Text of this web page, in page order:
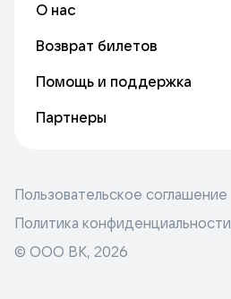
О нас
Возврат билетов
Помощь и поддержка
Партнеры
Пользовательское соглашение
Политика конфиденциальности
© ООО ВК, 2026